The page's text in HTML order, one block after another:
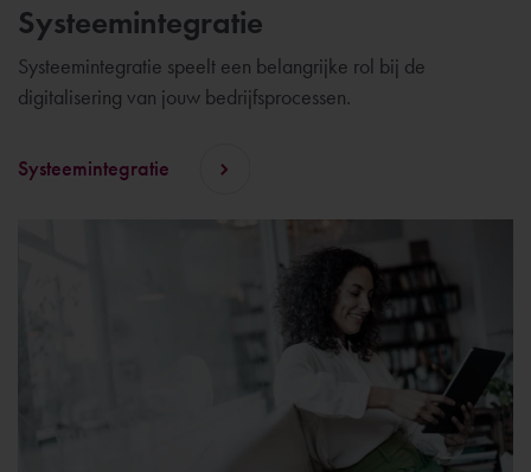
Systeemintegratie
Systeemintegratie speelt een belangrijke rol bij de
digitalisering van jouw bedrijfsprocessen.
Systeemintegratie